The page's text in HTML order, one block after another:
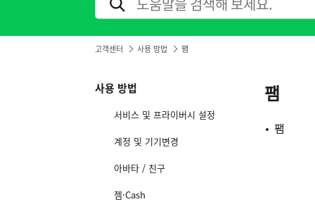
고객센터 사용 방법 팸
사용 방법
서비스 및 프라이버시 설정
계정 및 기기변경
아바타 / 친구
젬·Cash
팸
팸